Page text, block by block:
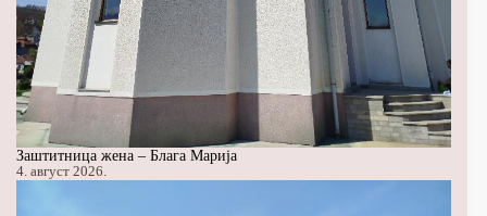
Заштитница жена – Блага Марија
4. август 2026.